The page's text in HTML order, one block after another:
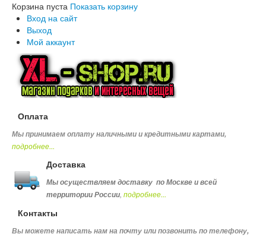
Корзина пуста Показать корзину
Вход на сайт
Выход
Мой аккаунт
Оплата
Мы принимаем оплату наличными и кредитными картами,
подробнее...
Доставка
Мы осуществляем доставку по Москве и всей
территории России, подробнее...
Контакты
Вы можете написать нам на почту или позвонить по телефону,